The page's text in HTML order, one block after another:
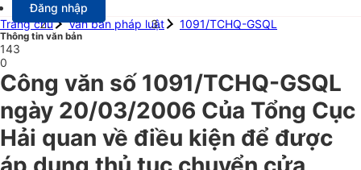
Đăng nhập
Trang chủ
Văn bản pháp luật 1091/TCHQ-GSQL
Thông tin văn bản
143
0
Công văn số 1091/TCHQ-GSQL
ngày 20/03/2006 Của Tổng Cục
Hải quan về điều kiện để được